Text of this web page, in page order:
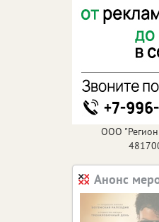
ООО
Анонс